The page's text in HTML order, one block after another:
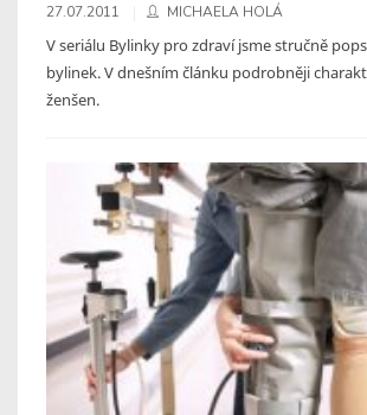
27.07.2011 MICHAELA HOLÁ
V seriálu Bylinky pro zdraví jsme stručně
bylinek. V dnešním článku podrobněji
ženšen.